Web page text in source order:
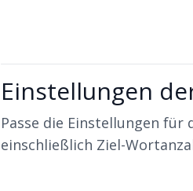
Einstellungen
Passe die Einstellungen für
einschließlich Ziel-